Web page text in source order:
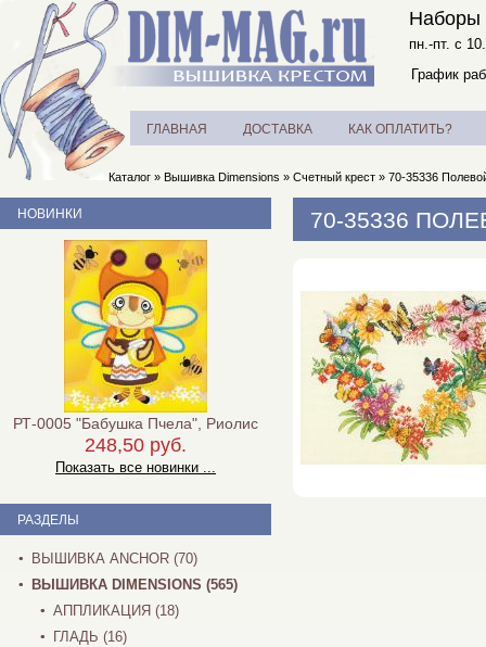
Наборы
пн.-пт. с
График
ГЛАВНАЯ ДОСТАВКА КАК ОПЛАТИТЬ?
Каталог » Вышивка Dimensions » Счетный крест » 70-35336
70-35336
НОВИНКИ
РТ-0005 "Бабушка Пчела", Риолис
248,50 руб.
Показать все новинки ...
РАЗДЕЛЫ
ВЫШИВКА ANCHOR (70)
ВЫШИВКА DIMENSIONS (565)
АППЛИКАЦИЯ (18)
ГЛАДЬ (16)